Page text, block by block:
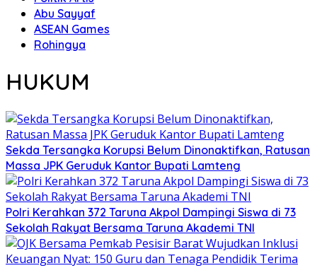
Abu Sayyaf
ASEAN Games
Rohingya
HUKUM
Sekda Tersangka Korupsi Belum Dinonaktifkan, Ratusan
Massa JPK Geruduk Kantor Bupati Lamteng
Polri Kerahkan 372 Taruna Akpol Dampingi Siswa di 73
Sekolah Rakyat Bersama Taruna Akademi TNI